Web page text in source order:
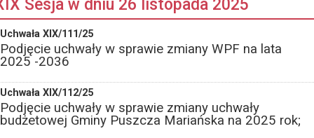
Sesja w dniu 26 listopada 2025
Uchwała XIX/111/25
Podjęcie uchwały w sprawie zmiany WPF na lata
2025 -2036
Uchwała XIX/112/25
Podjęcie uchwały w sprawie zmiany uchwały
budżetowej Gminy Puszcza Mariańska na 2025 rok;